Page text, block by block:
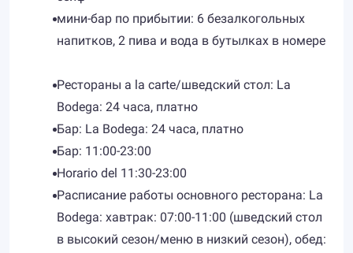
мини-бар по прибытии: 6 безалкогольных
напитков, 2 пива и вода в бутылках в номере
Рестораны a la carte/шведский стол: La
Bodega: 24 часа, платно
Бар: La Bodega: 24 часа, платно
Бар: 11:00-23:00
Horario del 11:30-23:00
Расписание работы основного ресторана: La
Bodega: хавтрак: 07:00-11:00 (шведский стол
в высокий сезон/меню в низкий сезон), обед: